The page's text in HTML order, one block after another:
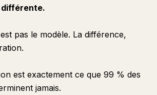
pas le modèle. La différence,
est exactement ce que 99 % des
jamais.